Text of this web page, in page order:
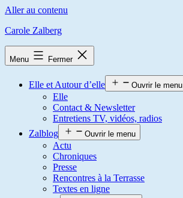
Aller au contenu
Carole Zalberg
Menu Fermer
Elle et Autour d’elle Ouvrir le menu
Elle
Contact & Newsletter
Entretiens TV, vidéos, radios
Zalblog
Ouvrir le menu
Actu
Chroniques
Presse
Rencontres à la Terrasse
Textes en ligne